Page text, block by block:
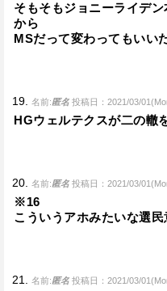
そもそもジョニーライデ
から
MSだって変わってもいい
19. 名前:匿名 投稿日：2021/03/
HGウェルテクスが二の轍
20. 名前:匿名 投稿日：2021/03/
※16
こういうアホみたいな選
21. 名前:匿名 投稿日：2021/03/